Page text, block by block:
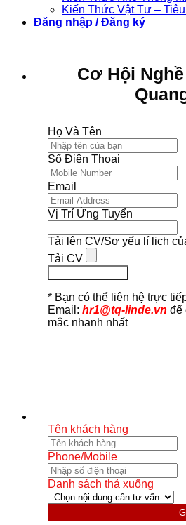
Kiến Thức Vật Tư –
Đăng nhập / Đăng ký
Cơ Hội
Họ Và Tên
Số Điện Thoại
Email
Vị Trí Ứng Tuyển
Tải lên CV/Sơ yếu lí lịch
Tải CV
* Bạn có thể liên hệ trực
Email: hr1@tq-linde.vn để
mắc nhanh nhất
Tên khách hàng
Phone/Mobile
Danh sách thả xuống